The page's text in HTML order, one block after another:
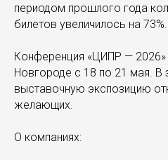
периодом прошлого года
билетов увеличилось на 73%.
Конференция «ЦИПР —
Новгороде с 18 по 21 мая. В
выставочную экспозицию
желающих.
О компаниях: